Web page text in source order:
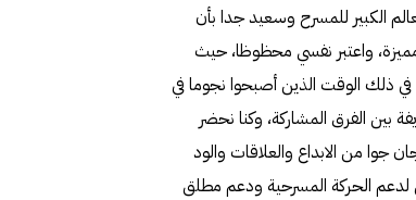
الكبير للمسرح وسعيد جدا بأن
مميزة، واعتبر نفسي محظوظا، حيث
وجود الشباب في ذلك الوقت الذين أصبحوا نجوما في
بين الفرق المشاركة، وكنا نحضر
جوا من الابداع والعلاقات والود
لدعم الحركة المسرحية ودعم مطلق